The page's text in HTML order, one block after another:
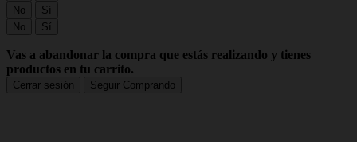
No
Sí
No
Sí
Vas a abandonar la compra que estás realizando y tienes
productos en tu carrito.
Cerrar sesión Seguir Comprando